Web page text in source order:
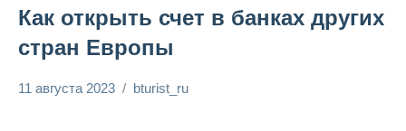
Как открыть счет в банках других
стран Европы
11 августа 2023 bturist_ru